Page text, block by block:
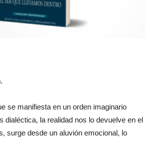
se manifiesta en un orden imaginario
dialéctica, la realidad nos lo devuelve en el
surge desde un aluvión emocional, lo